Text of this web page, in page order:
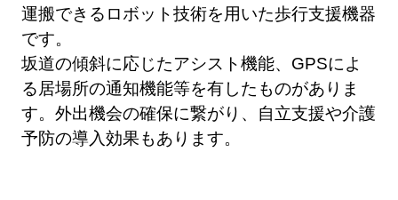
運搬できるロボット技術を用いた歩行支援機器
です。
坂道の傾斜に応じたアシスト機能、GPSによ
る居場所の通知機能等を有したものがありま
す。外出機会の確保に繋がり、自立支援や介護
予防の導入効果もあります。